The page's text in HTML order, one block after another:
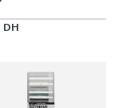
DH